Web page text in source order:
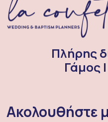
Πλήρης
Γάμος
Ακολουθήστε